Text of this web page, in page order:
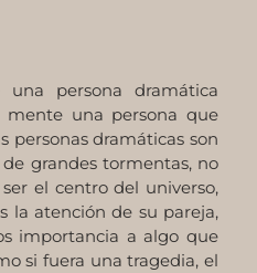
persona dramática
una persona que
personas dramáticas son
grandes tormentas, no
el centro del universo,
la atención de su pareja,
importancia a algo que
si fuera una tragedia, el